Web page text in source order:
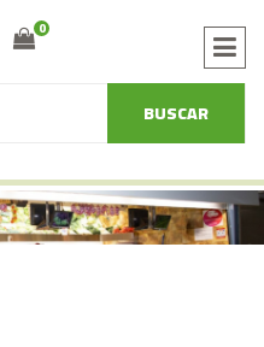
0
BUSCAR